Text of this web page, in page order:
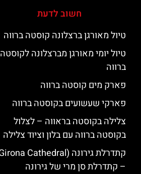
חשוב לדעת
טיול מאורגן ברצלונה קוסטה ברווה
טיול יומי מאורגן מברצלונה לקוסטה
ברווה
פארק מים קוסטה ברווה
פארקי שעשועים בקוסטה ברווה
צלילה בקוסטה בראווה – לצלול
בקוסטה ברווה עם בלון וציוד צלילה
– קתדרלת סן מרי של גירונה